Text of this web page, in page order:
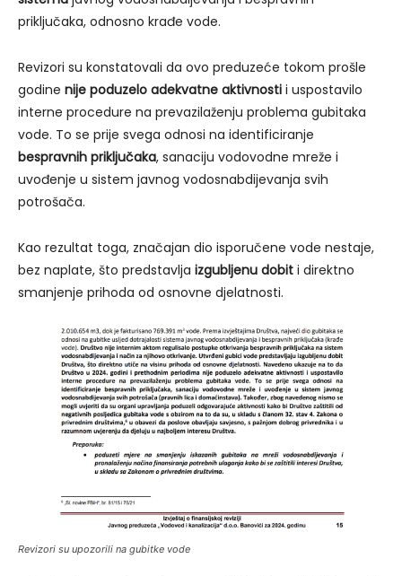
priključaka, odnosno krađe vode.
Revizori su konstatovali da ovo preduzeće tokom prošle
godine nije poduzelo adekvatne aktivnosti i uspostavilo
interne procedure na prevazilaženju problema gubitaka
vode. To se prije svega odnosi na identificiranje
bespravnih priključaka, sanaciju vodovodne mreže i
uvođenje u sistem javnog vodosnabdijevanja svih
potrošača.
Kao rezultat toga, značajan dio isporučene vode nestaje,
bez naplate, što predstavlja izgubljenu dobit i direktno
smanjenje prihoda od osnovne djelatnosti.
Revizori su upozorili na gubitke vode